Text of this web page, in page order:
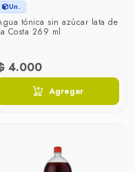
Un.
tónica sin azúcar lata de
Costa 269 ml
4.000
Agregar